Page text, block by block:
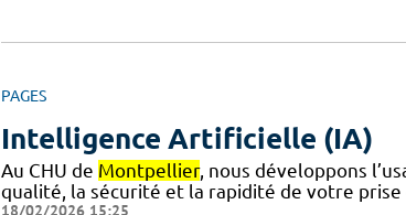
PAGES
Intelligence Artificielle (IA)
Au CHU de Montpellier, nous développons
qualité, la sécurité et la rapidité de votre